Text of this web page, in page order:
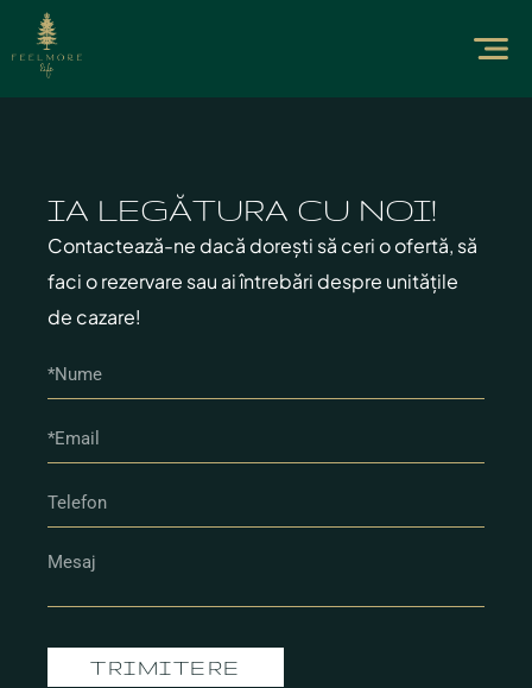
IA LEGĂTURA CU NOI!
Contactează-ne dacă dorești să ceri o ofertă, să
faci o rezervare sau ai întrebări despre unitățile
de cazare!
TRIMITERE